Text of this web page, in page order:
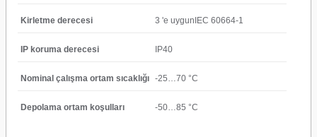
Kirletme derecesi 3 'e uygunIEC 60664-1
IP koruma derecesi IP40
Nominal çalışma ortam sıcaklığı -25…70 °C
Depolama ortam koşulları -50…85 °C